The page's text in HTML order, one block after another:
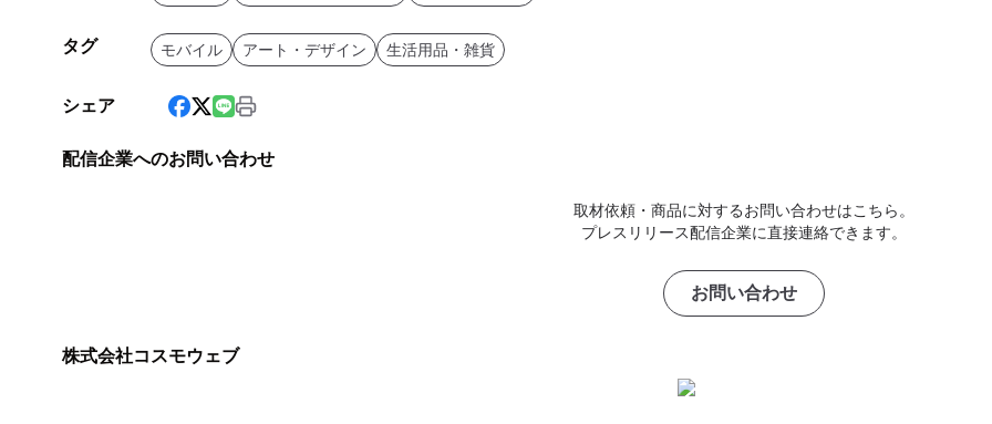
タグ モバイル アート・デザイン 生活用品・雑貨
シェア
配信企業へのお問い合わせ
取材依頼・商品に対するお問い合わせはこちら。
プレスリリース配信企業に直接連絡できます。
お問い合わせ
株式会社コスモウェブ